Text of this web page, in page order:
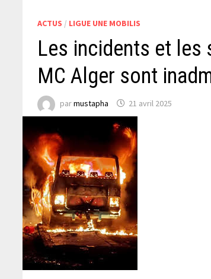
ACTUS / LIGUE UNE MOBILIS
Les incidents et les
MC Alger sont
parmustapha 21 avril 2025